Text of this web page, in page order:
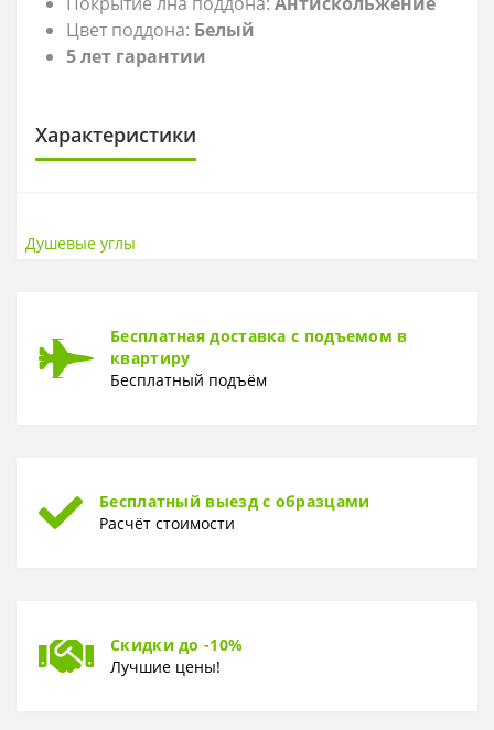
Цвет поддона: Белый
5 лет гарантии
Характеристики
Размер
ГАРАНТИЯ
Душевые углы
Бесплатная доставка с подъемом в
квартиру
Бесплатный подъём
Бесплатный выезд с образцами
Расчёт стоимости
Скидки до -10%
Лучшие цены!